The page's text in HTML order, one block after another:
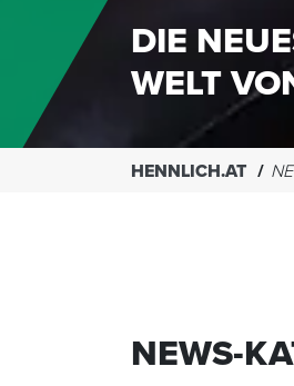
DIE
WELT
HENNLICH.AT
NEWS-